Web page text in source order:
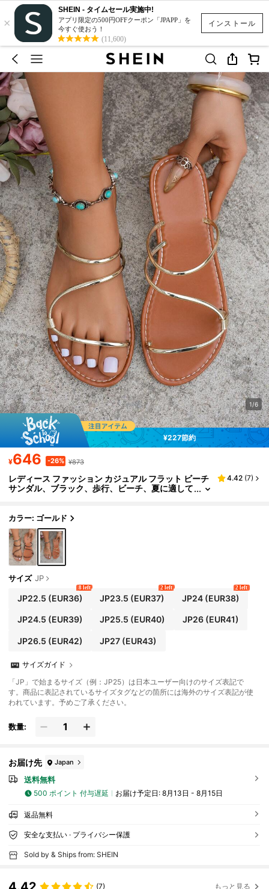
インストール
×
SHEIN - タイムセール実施中!
アプリ限定の500円OFFクーポン「JPAPP」を
今すぐ使おう！
(11,600)
1/6
¥227節約
¥646 -26% ¥873
レディース ファッション カジュアル フラット ビーチ
サンダル、ブラック、歩行、ビーチ、夏に適して
4.42 (7)
カラー: ゴールド
サイズ JP
JP22.5 (EUR36)
8 left
JP23.5 (EUR37)
2 left
JP24(EUR38)
2 left
JP24.5 (EUR39) JP25.5 (EUR40) JP26(EUR41)
JP26.5 (EUR42) JP27 (EUR43)
サイズガイド
「JP」で始まるサイズ（例：JP25）は日本ユーザー向けのサイズ表記で
す。商品に表記されているサイズタグなどの箇所には海外のサイズ表記が使
われています。予めご了承ください。
数量:
お届け先 Japan
送料無料
500 ポイント 付与遅延 お届け予定日: 8月13日 - 8月15日
返品無料
安全な支払い · プライバシー保護
Sold by & Ships from: SHEIN
(7) もっと見る